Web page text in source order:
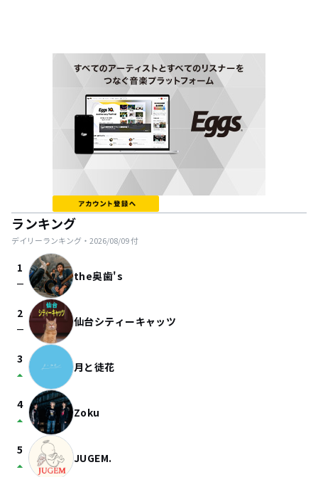
ランキング
デイリーランキング・ 2026/08/09付
1
check_indeterminate_small the奥歯's
2
check_indeterminate_small 仙台シティーキャッツ
3
arrow_drop_up 月と徒花
4
arrow_drop_up Zoku
5
arrow_drop_up JUGEM.